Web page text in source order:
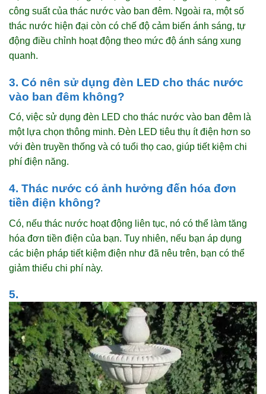
công suất của thác nước vào ban đêm. Ngoài ra, một số
thác nước hiện đại còn có chế độ cảm biến ánh sáng, tự
động điều chỉnh hoạt động theo mức độ ánh sáng xung
quanh.
3. Có nên sử dụng đèn LED cho thác nước
vào ban đêm không?
Có, việc sử dụng đèn LED cho thác nước vào ban đêm là
một lựa chọn thông minh. Đèn LED tiêu thụ ít điện hơn so
với đèn truyền thống và có tuổi thọ cao, giúp tiết kiệm chi
phí điện năng.
4. Thác nước có ảnh hưởng đến hóa đơn
tiền điện không?
Có, nếu thác nước hoạt động liên tục, nó có thể làm tăng
hóa đơn tiền điện của bạn. Tuy nhiên, nếu bạn áp dụng
các biện pháp tiết kiệm điện như đã nêu trên, bạn có thể
giảm thiểu chi phí này.
5.